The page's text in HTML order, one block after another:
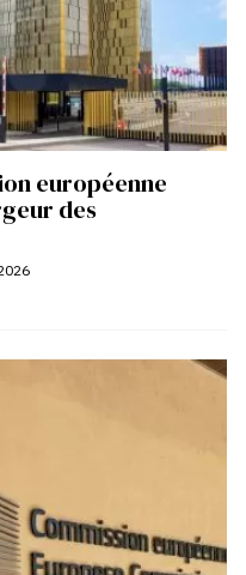
européenne
des